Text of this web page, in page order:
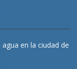
en la ciudad de